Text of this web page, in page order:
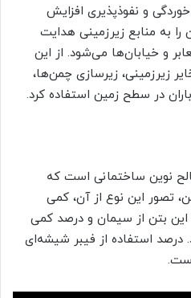
و نفوذپذیری افزایش
به منابع زیرزمینی هدایت
و خیابان‌ها می‌شود. از این
زیرزمینی، زیرسازی چمن‌ها،
در سطح زمین استفاده کرد.
نوین ساختمانی است که
تصور این نوع از آن، کمی
بتن از سیمان و درصد کمی
استفاده از فیبر شیشه‌ای